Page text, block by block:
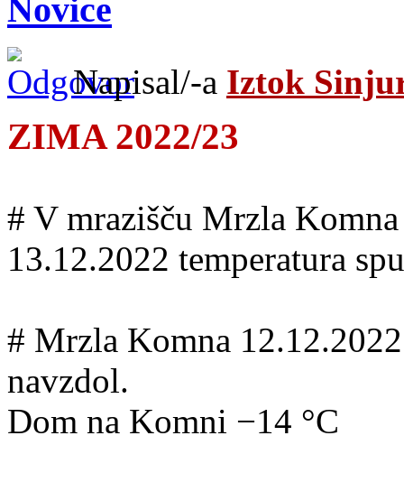
Novice
Napisal/-a Iztok
ZIMA 2022/23
# V mrazišču Mrzla
13.12.2022 temperatura
# Mrzla Komna
navzdol.
Dom na Komni −14 °C